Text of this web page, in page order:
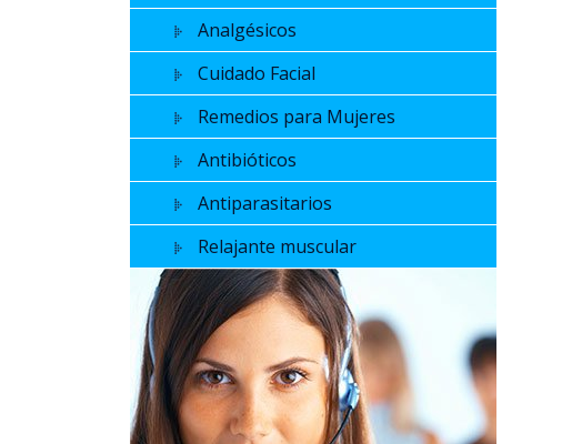
Analgésicos
Cuidado Facial
Remedios para Mujeres
Antibióticos
Antiparasitarios
Relajante muscular